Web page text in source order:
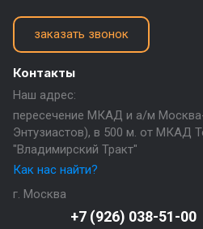
Контакты
Наш адрес:
пересечение МКАД и а/м
Энтузиастов), в 500 м. от МКАД
"Владимирский Тракт"
Как нас найти?
г. Москва
+7 (926) 038-51-00
заказать звонок